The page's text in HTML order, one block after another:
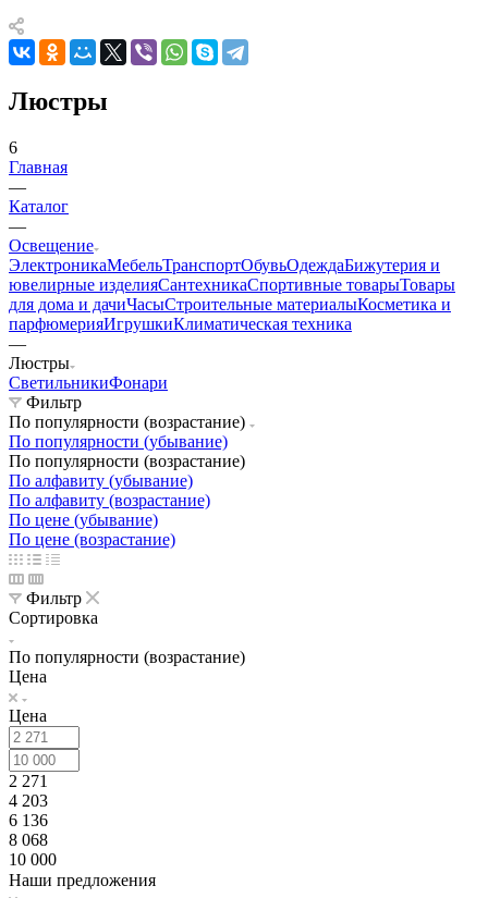
Люстры
6
Главная
—
Каталог
—
Освещение
ЭлектроникаМебельТранспортОбувьОдеждаБижутерия и
ювелирные изделияСантехникаСпортивные товарыТовары
для дома и дачиЧасыСтроительные материалыКосметика и
парфюмерияИгрушкиКлиматическая техника
—
Люстры
СветильникиФонари
Фильтр
По популярности (возрастание)
По популярности (убывание)
По популярности (возрастание)
По алфавиту (убывание)
По алфавиту (возрастание)
По цене (убывание)
По цене (возрастание)
Фильтр
Сортировка
По популярности (возрастание)
Цена
Цена
2 271
4 203
6 136
8 068
10 000
Наши предложения